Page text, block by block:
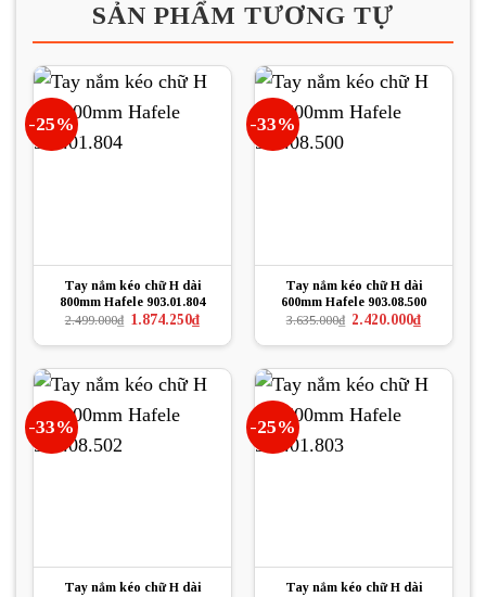
SẢN PHẨM TƯƠNG TỰ
-25%
Tay nắm kéo chữ H dài
800mm Hafele 903.01.804
2.499.000₫ Giá
là:
1.874.250₫Giá
hiện
tại
1.874.250₫.
-33%
Tay nắm kéo chữ H dài
600mm Hafele 903.08.500
3.635.000₫ Giá
là:
2.420.000₫Giá
hiện
tại
2.420.000₫.
-33%
Tay nắm kéo chữ H dài
-25%
Tay nắm kéo chữ H dài